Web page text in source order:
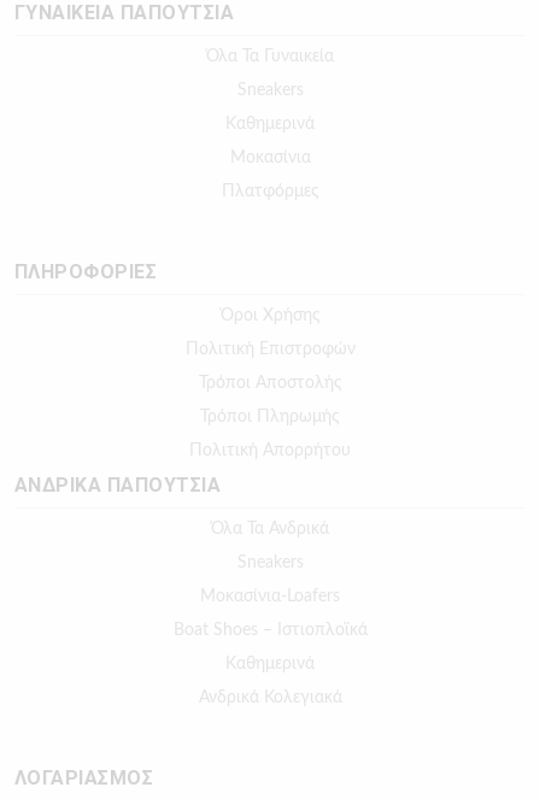
ΓΥΝΑΙΚΕΙΑ ΠΑΠΟΥΤΣΙΑ
Όλα Τα Γυναικεία
Sneakers
Καθημερινά
Μοκασίνια
Πλατφόρμες
ΠΛΗΡΟΦΟΡΙΕΣ
Όροι Χρήσης
Πολιτική Επιστροφών
Τρόποι Αποστολής
Τρόποι Πληρωμής
Πολιτική Απορρήτου
ΑΝΔΡΙΚΑ ΠΑΠΟΥΤΣΙΑ
Όλα Τα Ανδρικά
Sneakers
Μοκασίνια-Loafers
Boat Shoes – Ιστιοπλοϊκά
Καθημερινά
Ανδρικά Κολεγιακά
ΛΟΓΑΡΙΑΣΜΟΣ